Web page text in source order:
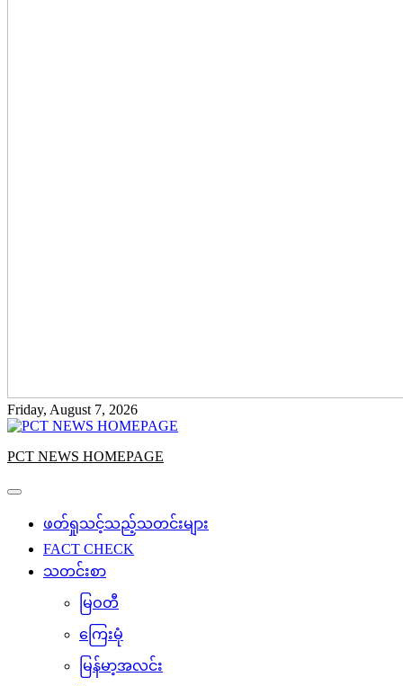
Friday, August 7, 2026
PCT NEWS HOMEPAGE
ဖတ်ရှုသင့်သည့်သတင်းများ
FACT CHECK
သတင်းစာ
မြဝတီ
ကြေးမုံ
မြန်မာ့အလင်း